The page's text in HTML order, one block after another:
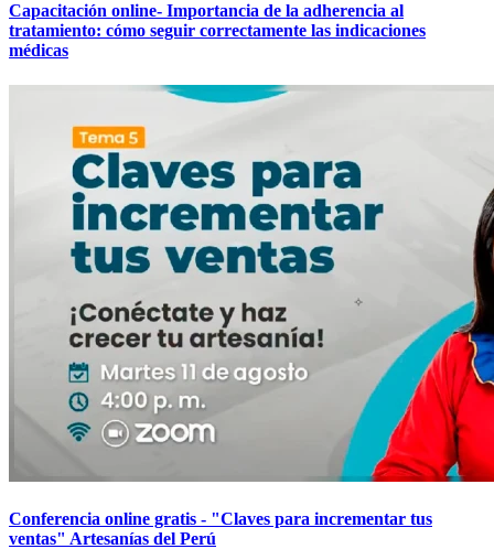
Capacitación online- Importancia de la adherencia al
tratamiento: cómo seguir correctamente las indicaciones
médicas
Conferencia online gratis - "Claves para incrementar tus
ventas" Artesanías del Perú